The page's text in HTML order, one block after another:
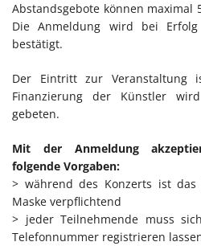
Abstandsgebote können maximal
Die Anmeldung wird bei
bestätigt.
Der Eintritt zur Veranstaltung
Finanzierung der Künstler
gebeten.
Mit der Anmeldung
folgende Vorgaben:
> während des Konzerts ist das
Maske verpflichtend
> jeder Teilnehmende muss
Telefonnummer registrieren